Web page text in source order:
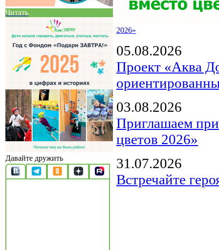
Читать
Давайте дружить
2026»
05.08.2026
Проект «Аква
03.08.2026
Приглашаем
цветов 2026»
31.07.2026
Встречайте